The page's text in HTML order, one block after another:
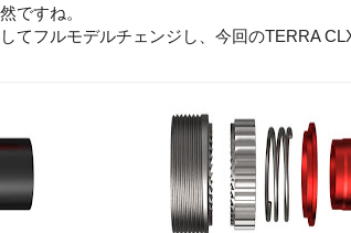
ですね。
てフルモデルチェンジし、今回のTERRA